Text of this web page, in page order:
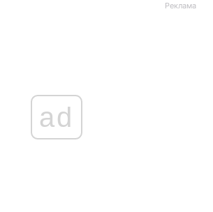
Реклама
ad